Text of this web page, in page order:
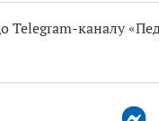
Telegram-каналу